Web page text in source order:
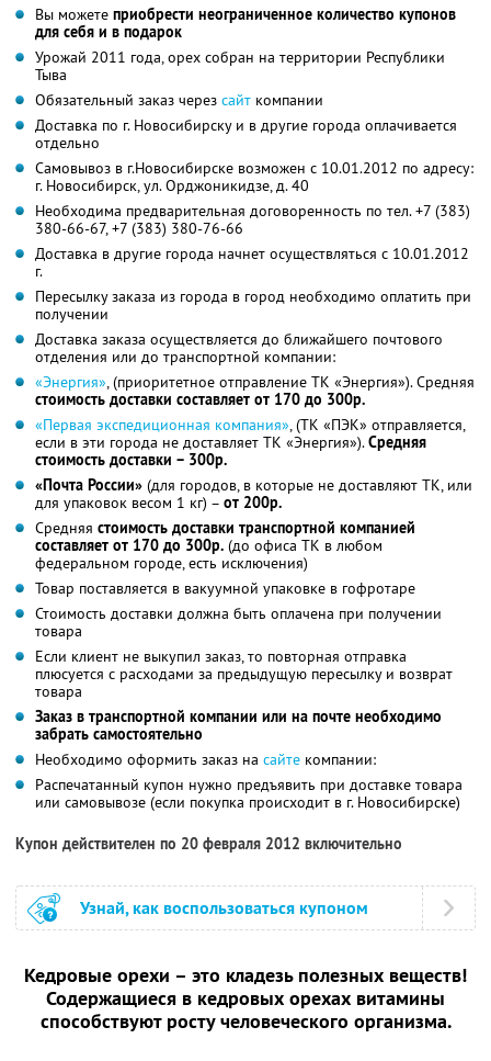
Вы можете приобрести неограниченное количество купонов
для себя и в подарок
Урожай 2011 года, орех собран на территории Республики
Тыва
Обязательный заказ через сайт компании
Доставка по г. Новосибирску и в другие города оплачивается
отдельно
Самовывоз в г.Новосибирске возможен с 10.01.2012 по адресу:
г. Новосибирск, ул. Орджоникидзе, д. 40
Необходима предварительная договоренность по тел. +7 (383)
380-66-67, +7 (383) 380-76-66
Доставка в другие города начнет осуществляться c 10.01.2012
г.
Пересылку заказа из города в город необходимо оплатить при
получении
Доставка заказа осуществляется до ближайшего почтового
отделения или до транспортной компании:
«Энергия», (приоритетное отправление ТК «Энергия»). Средняя
стоимость доставки составляет от 170 до 300р.
«Первая экспедиционная компания», (ТК «ПЭК» отправляется,
если в эти города не доставляет ТК «Энергия»).Средняя
стоимость доставки – 300р.
«Почта России» (для городов, в которые не доставляют ТК, или
для упаковок весом 1 кг) – от 200р.
Средняя стоимость доставки транспортной компанией
составляет от 170 до 300р. (до офиса ТК в любом
федеральном городе, есть исключения)
Товар поставляется в вакуумной упаковке в гофротаре
Стоимость доставки должна быть оплачена при получении
товара
Если клиент не выкупил заказ, то повторная отправка
плюсуется с расходами за предыдущую пересылку и возврат
товара
Заказ в транспортной компании или на почте необходимо
забрать самостоятельно
Необходимо оформить заказ на сайте компании:
Распечатанный купон нужно предъявить при доставке товара
или самовывозе (если покупка происходит в г. Новосибирске)
Купон действителен по 20 февраля 2012 включительно
Узнай, как воспользоваться купоном
Кедровые орехи – это кладезь полезных веществ!
Содержащиеся в кедровых орехах витамины
способствуют росту человеческого организма.